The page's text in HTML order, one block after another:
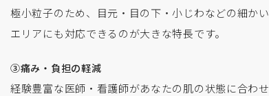
極小粒子のため、目元・目の下・小じわなどの細か
エリアにも対応できるのが大きな特長です。
③痛み・負担の軽減
経験豊富な医師・看護師があなたの肌の状態に合わ